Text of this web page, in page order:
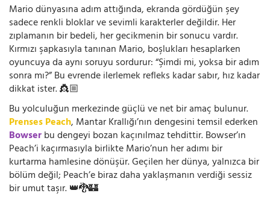
Mario dünyasına adım attığında, ekranda gördüğün şey
sadece renkli bloklar ve sevimli karakterler değildir. Her
zıplamanın bir bedeli, her gecikmenin bir sonucu vardır.
Kırmızı şapkasıyla tanınan Mario, boşlukları hesaplarken
oyuncuya da aynı soruyu sordurur: “Şimdi mi, yoksa bir adım
sonra mı?” Bu evrende ilerlemek refleks kadar sabır, hız kadar
dikkat ister. 👸🏼
Bu yolculuğun merkezinde güçlü ve net bir amaç bulunur.
Prenses Peach, Mantar Krallığı’nın dengesini temsil ederken
Bowserbu dengeyi bozan kaçınılmaz tehdittir. Bowser’ın
Peach’i kaçırmasıyla birlikte Mario’nun her adımı bir
kurtarma hamlesine dönüşür. Geçilen her dünya, yalnızca bir
bölüm değil; Peach’e biraz daha yaklaşmanın verdiği sessiz
bir umut taşır. 👑🐉🏰